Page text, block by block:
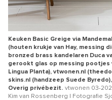
Keuken Basic Greige via
(houten krukje van Hay, messing
bronzed brass kandelaren Duca
gerookt glas op messing pootjes
Lingua Planta), vtwonen.nl
skins.nl (handzeep Suede
Overig privébezit. vtwonen 03-
Kim van Rossenberg | Fotografie